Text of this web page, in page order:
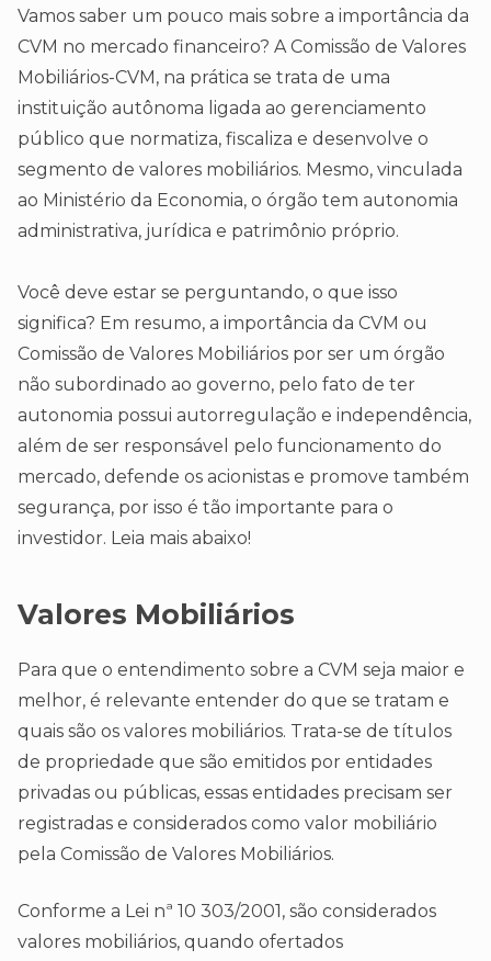
Vamos saber um pouco mais sobre a importância da
CVM no mercado financeiro? A Comissão de Valores
Mobiliários-CVM, na prática se trata de uma
instituição autônoma ligada ao gerenciamento
público que normatiza, fiscaliza e desenvolve o
segmento de valores mobiliários. Mesmo, vinculada
ao Ministério da Economia, o órgão tem autonomia
administrativa, jurídica e patrimônio próprio.
Você deve estar se perguntando, o que isso
significa? Em resumo, a importância da CVM ou
Comissão de Valores Mobiliários por ser um órgão
não subordinado ao governo, pelo fato de ter
autonomia possui autorregulação e independência,
além de ser responsável pelo funcionamento do
mercado, defende os acionistas e promove também
segurança, por isso é tão importante para o
investidor. Leia mais abaixo!
Valores Mobiliários
Para que o entendimento sobre a CVM seja maior e
melhor, é relevante entender do que se tratam e
quais são os valores mobiliários. Trata-se de títulos
de propriedade que são emitidos por entidades
privadas ou públicas, essas entidades precisam ser
registradas e considerados como valor mobiliário
pela Comissão de Valores Mobiliários.
Conforme a Lei nª 10 303/2001, são considerados
valores mobiliários, quando ofertados